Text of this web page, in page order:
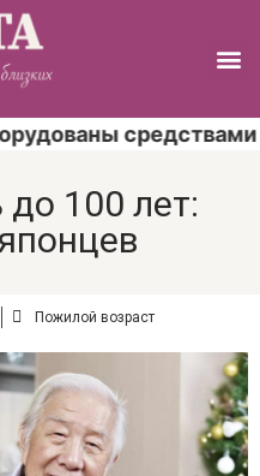
средствами
100 лет:
Пожилой возраст